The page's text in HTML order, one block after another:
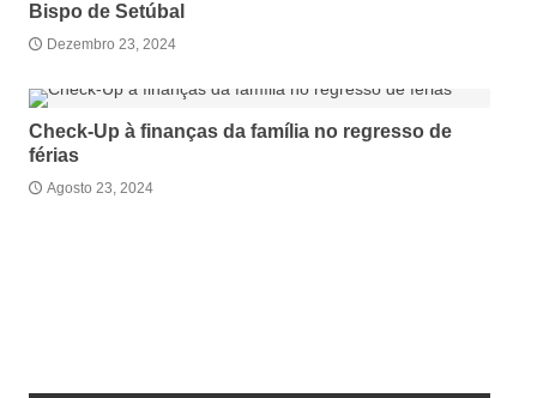
Bispo de Setúbal
Dezembro 23, 2024
Check-Up à finanças da família no regresso de
férias
Agosto 23, 2024